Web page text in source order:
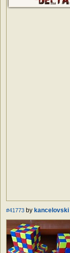
#41773 by kancelovski